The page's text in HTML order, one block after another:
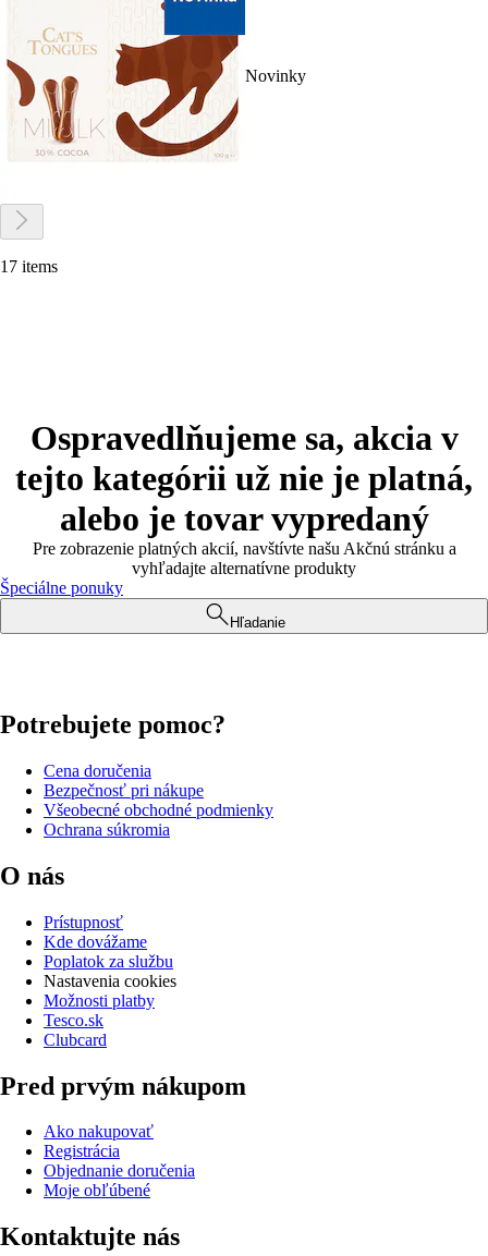
Novinky
17 items
Ospravedlňujeme sa, akcia v
tejto kategórii už nie je platná,
alebo je tovar vypredaný
Pre zobrazenie platných akcií, navštívte našu Akčnú stránku a
vyhľadajte alternatívne produkty
Špeciálne ponuky
Hľadanie
Potrebujete pomoc?
Cena doručenia
Bezpečnosť pri nákupe
Všeobecné obchodné podmienky
Ochrana súkromia
O nás
Prístupnosť
Kde dovážame
Poplatok za službu
Nastavenia cookies
Možnosti platby
Tesco.sk
Clubcard
Pred prvým nákupom
Ako nakupovať
Registrácia
Objednanie doručenia
Moje obľúbené
Kontaktujte nás